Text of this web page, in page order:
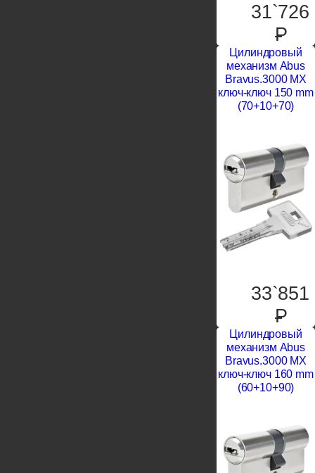
31`726
P
Цилиндровый
механизм Abus
Bravus.3000 MX
ключ-ключ 150 mm
(70+10+70)
33`851
P
Цилиндровый
механизм Abus
Bravus.3000 MX
ключ-ключ 160 mm
(60+10+90)